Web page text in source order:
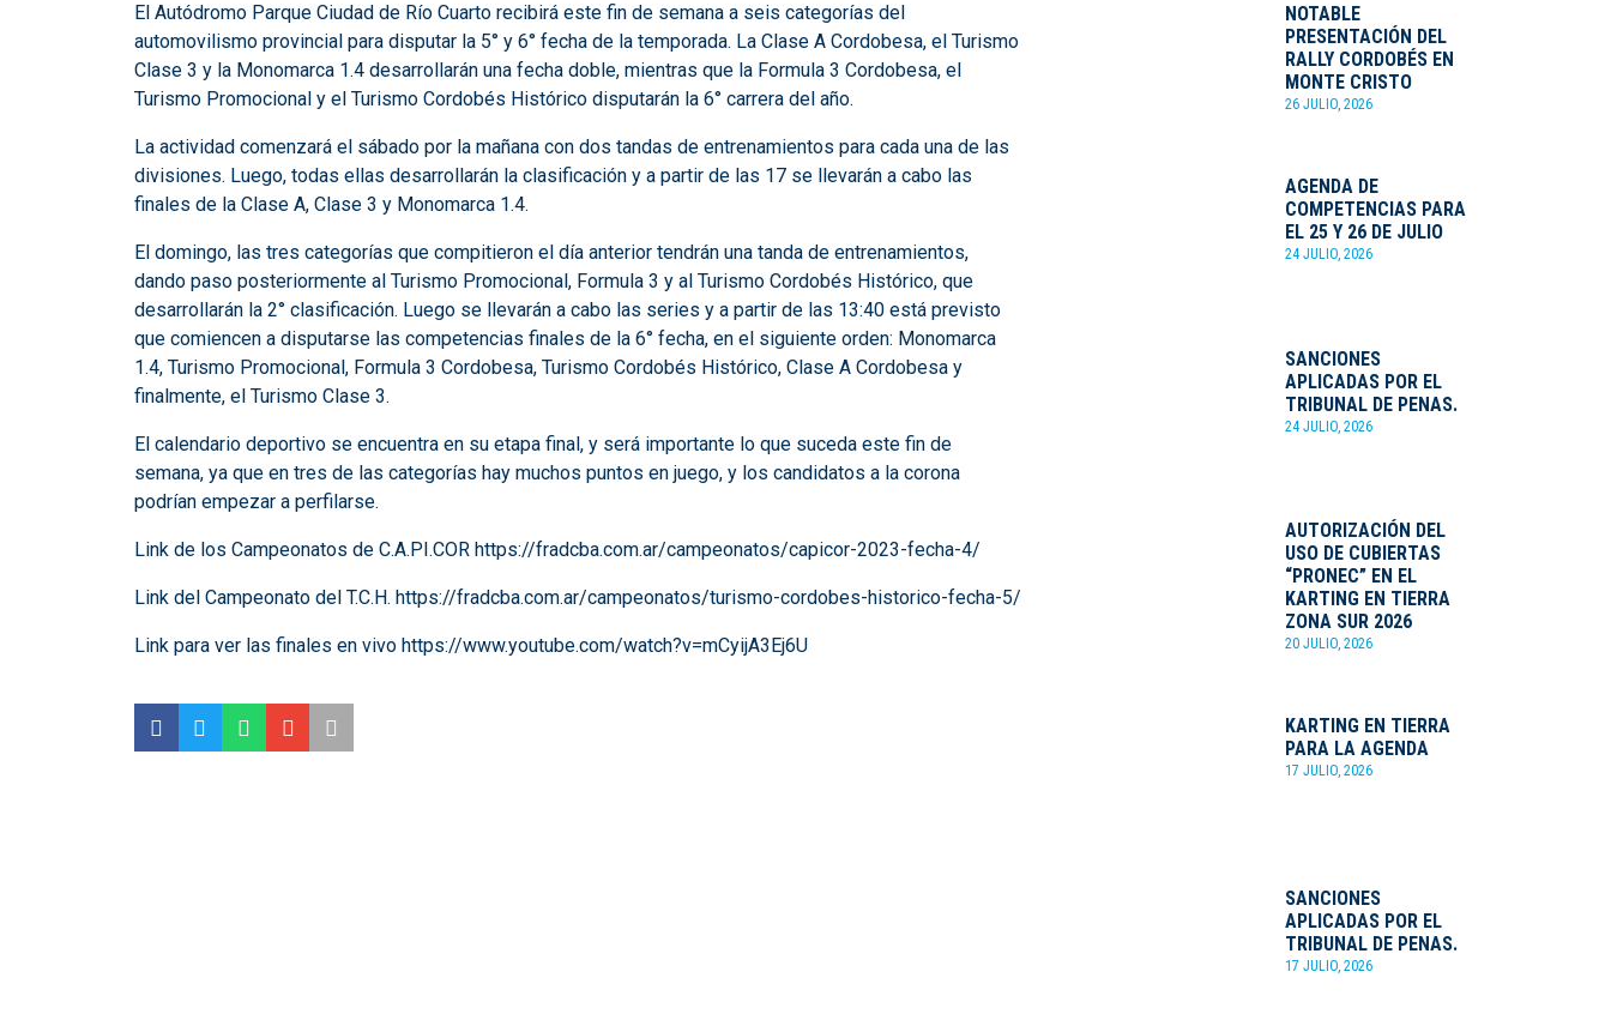
El Autódromo Parque Ciudad de Río Cuarto recibirá este fin de semana a seis categorías del
automovilismo provincial para disputar la 5° y 6° fecha de la temporada. La Clase A Cordobesa, el Turismo
Clase 3 y la Monomarca 1.4 desarrollarán una fecha doble, mientras que la Formula 3 Cordobesa, el
Turismo Promocional y el Turismo Cordobés Histórico disputarán la 6° carrera del año.
La actividad comenzará el sábado por la mañana con dos tandas de entrenamientos para cada una de las
divisiones. Luego, todas ellas desarrollarán la clasificación y a partir de las 17 se llevarán a cabo las
finales de la Clase A, Clase 3 y Monomarca 1.4.
El domingo, las tres categorías que compitieron el día anterior tendrán una tanda de entrenamientos,
dando paso posteriormente al Turismo Promocional, Formula 3 y al Turismo Cordobés Histórico, que
desarrollarán la 2° clasificación. Luego se llevarán a cabo las series y a partir de las 13:40 está previsto
que comiencen a disputarse las competencias finales de la 6° fecha, en el siguiente orden: Monomarca
1.4, Turismo Promocional, Formula 3 Cordobesa, Turismo Cordobés Histórico, Clase A Cordobesa y
finalmente, el Turismo Clase 3.
El calendario deportivo se encuentra en su etapa final, y será importante lo que suceda este fin de
semana, ya que en tres de las categorías hay muchos puntos en juego, y los candidatos a la corona
podrían empezar a perfilarse.
Link de los Campeonatos de C.A.PI.COR https://fradcba.com.ar/campeonatos/capicor-2023-fecha-4/
Link del Campeonato del T.C.H. https://fradcba.com.ar/campeonatos/turismo-cordobes-historico-fecha-5/
Link para ver las finales en vivo https://www.youtube.com/watch?v=mCyijA3Ej6U
NOTABLE
PRESENTACIÓN DEL
RALLY CORDOBÉS EN
MONTE CRISTO
26 JULIO, 2026
AGENDA DE
COMPETENCIAS PARA
EL 25 Y 26 DE JULIO
24 JULIO, 2026
SANCIONES
APLICADAS POR EL
TRIBUNAL DE PENAS.
24 JULIO, 2026
AUTORIZACIÓN DEL
USO DE CUBIERTAS
“PRONEC” EN EL
KARTING EN TIERRA
ZONA SUR 2026
20 JULIO, 2026
KARTING EN TIERRA
PARA LA AGENDA
17 JULIO, 2026
SANCIONES
APLICADAS POR EL
TRIBUNAL DE PENAS.
17 JULIO, 2026